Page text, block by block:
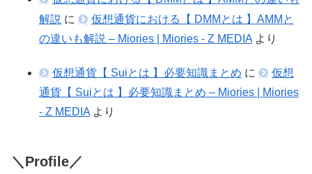
解説 に
仮想通貨における【 DMMとは 】AMMと
の違いも解説 – Miories | Miories - Z MEDIA より
仮想通貨【 Suiとは 】必要知識まとめ に
仮想
通貨【 Suiとは 】必要知識まとめ – Miories | Miories
- Z MEDIA より
＼Profile／